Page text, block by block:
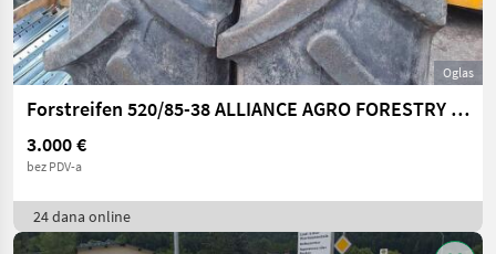
Oglas
Forstreifen 520/85-38 ALLIANCE AGRO FORESTRY 333
3.000 €
bez PDV-a
24 dana online